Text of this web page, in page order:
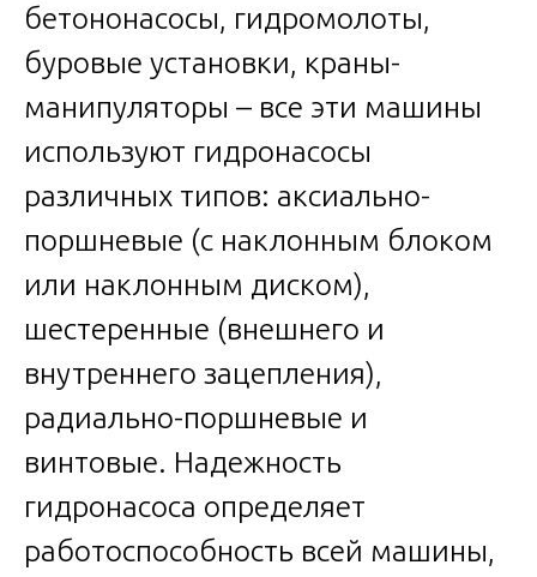
бетононасосы, гидромолоты,
буровые установки, краны-
манипуляторы – все эти машины
используют гидронасосы
различных типов: аксиально-
поршневые (с наклонным блоком
или наклонным диском),
шестеренные (внешнего и
внутреннего зацепления),
радиально-поршневые и
винтовые. Надежность
гидронасоса определяет
работоспособность всей машины,